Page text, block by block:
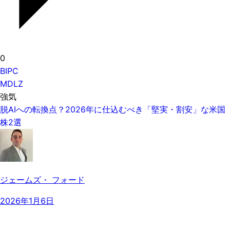
0
BIPC
MDLZ
強気
脱AIへの転換点？2026年に仕込むべき「堅実・割安」な米国
株2選
ジェームズ・ フォード
2026年1月6日